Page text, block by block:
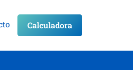
Calculadora